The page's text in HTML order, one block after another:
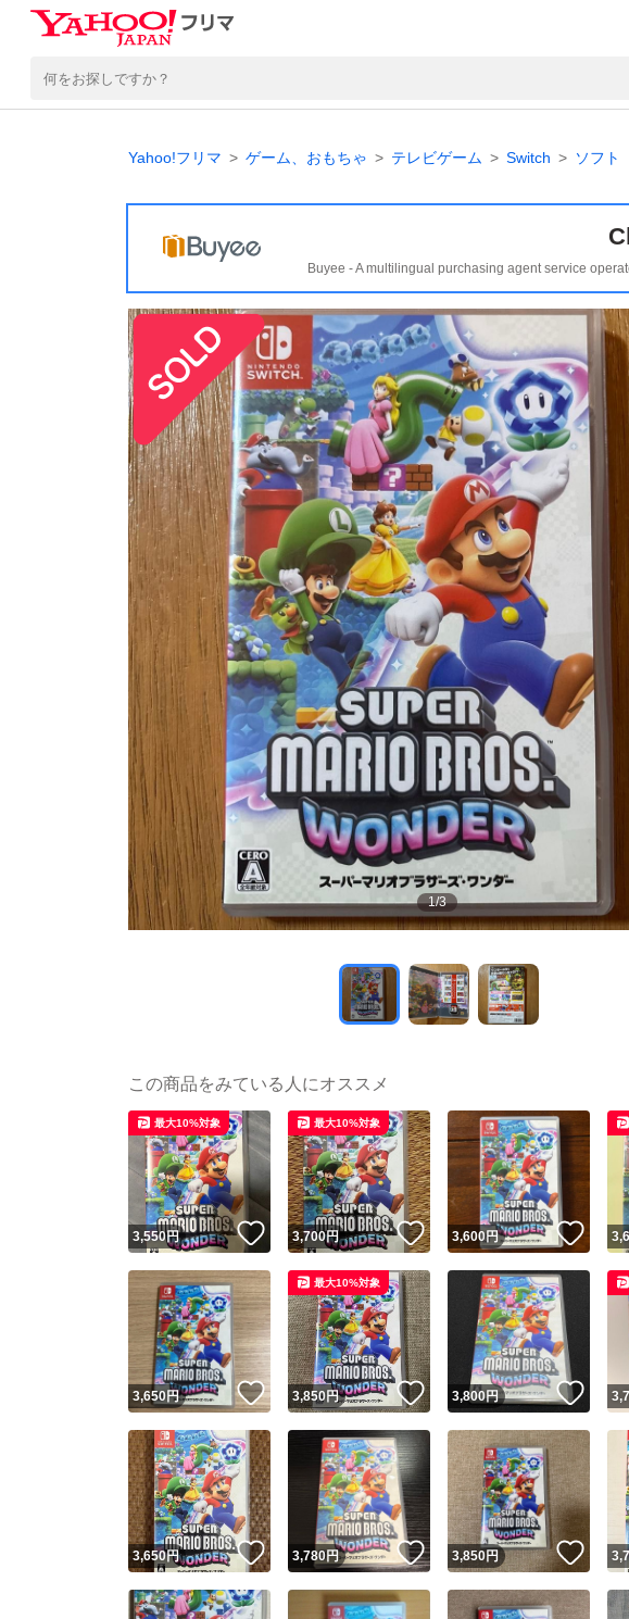
Yahoo!フリマ ゲーム、おもちゃ テレビゲーム Switch ソフト
Buyee - A multilingual purchasing agent service
1/3
この商品をみている人にオススメ
3,550円 いいね！
最大10%対象
3,700円 いいね！
最大10%対象
3,600円 いい
3,650円 いいね！
3,850円 いいね！
最大10%対象
3,800円 いい
3,650円 いいね！
3,780円 いいね！
3,850円 いい